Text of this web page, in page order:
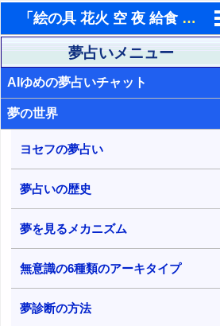
「絵の具 花火 空 夜 給食 学校 文化祭」の１単語を含む夢占い検索結果
東洋・西洋占星術
ホラリー占星術
手相占いで未来診断
タロットカードで無料占い
命名の姓名判断
飛星派風水で住宅開運
男と女の心理学と心理テスト
夢占いメニュー
AIゆめの夢占いチャット
夢の世界
ヨセフの夢占い
夢占いの歴史
夢を見るメカニズム
無意識の6種類のアーキタイプ
夢診断の方法